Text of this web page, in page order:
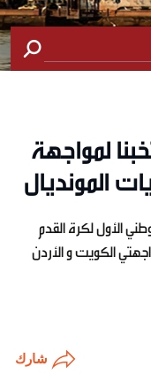
لمواجهة
المونديال
الأول لكرة القدم
⁧‫الكويت‬⁩ و الأردن
شارك